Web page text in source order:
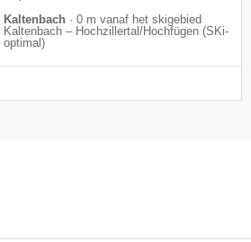
Kaltenbach · 0 m vanaf het skigebied
Kaltenbach – Hochzillertal/​Hochfügen (SKi-
optimal)